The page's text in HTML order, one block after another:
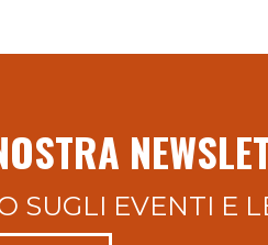
SUGLI EVENTI E